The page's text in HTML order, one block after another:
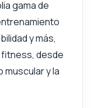
gama de
y más,
desde
muscular y la
Respuestas sobre Entrenador Personal Inteligente AI Planificador de Entrenamiento API